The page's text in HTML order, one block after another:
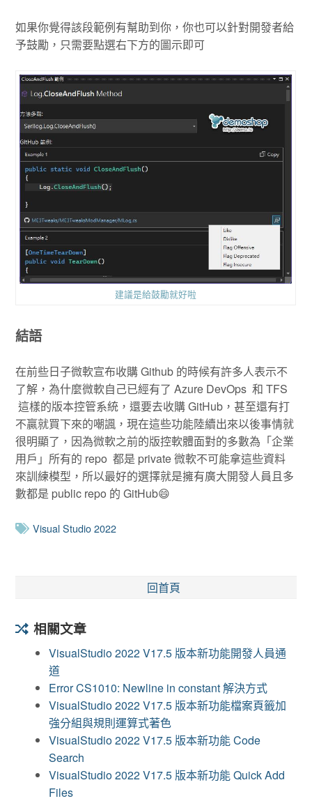
如果你覺得該段範例有幫助到你，你也可以針對開發者給
予鼓勵，只需要點選右下方的圖示即可
建議是給鼓勵就好啦
結語
在前些日子微軟宣布收購 Github 的時候有許多人表示不
了解，為什麼微軟自己已經有了 Azure DevOps 和 TFS
這樣的版本控管系統，還要去收購 GitHub，甚至還有打
不贏就買下來的嘲諷，現在這些功能陸續出來以後事情就
很明顯了，因為微軟之前的版控軟體面對的多數為「企業
用戶」所有的 repo 都是 private 微軟不可能拿這些資料
來訓練模型，所以最好的選擇就是擁有廣大開發人員且多
數都是 public repo 的 GitHub😄
Visual Studio 2022
回首頁
相關文章
VisualStudio 2022 V17.5 版本新功能開發人員通
道
Error CS1010: Newline in constant 解決方式
VisualStudio 2022 V17.5 版本新功能檔案頁籤加
強分組與規則運算式著色
VisualStudio 2022 V17.5 版本新功能 Code
Search
VisualStudio 2022 V17.5 版本新功能 Quick Add
Files